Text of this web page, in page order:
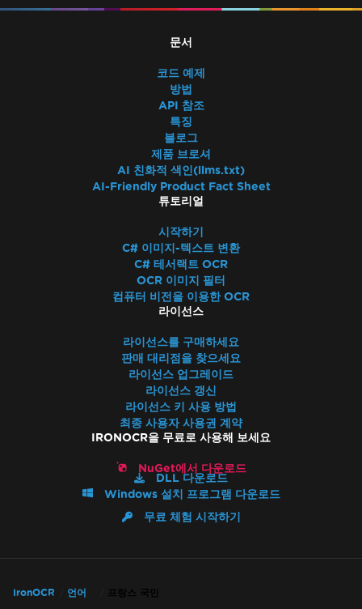
문서
코드 예제
방법
API 참조
특징
블로그
제품 브로셔
AI 친화적 색인(llms.txt)
AI-Friendly Product Fact Sheet
튜토리얼
시작하기
C# 이미지-텍스트 변환
C# 테서랙트 OCR
OCR 이미지 필터
컴퓨터 비전을 이용한 OCR
라이선스
라이선스를 구매하세요
판매 대리점을 찾으세요
라이선스 업그레이드
라이선스 갱신
라이선스 키 사용 방법
최종 사용자 사용권 계약
IRONOCR을 무료로 사용해 보세요
NuGet에서 다운로드
DLL 다운로드
Windows 설치 프로그램 다운로드
무료 체험 시작하기
IronOCR 언어 프랑스 국민